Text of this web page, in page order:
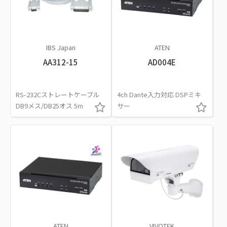
IBS Japan
AA312-15
RS-232Cストレートケーブル
DB9メス/DB25オス 5m
ATEN
AD004E
4ch Dante入力対応 DSPミキ
サー